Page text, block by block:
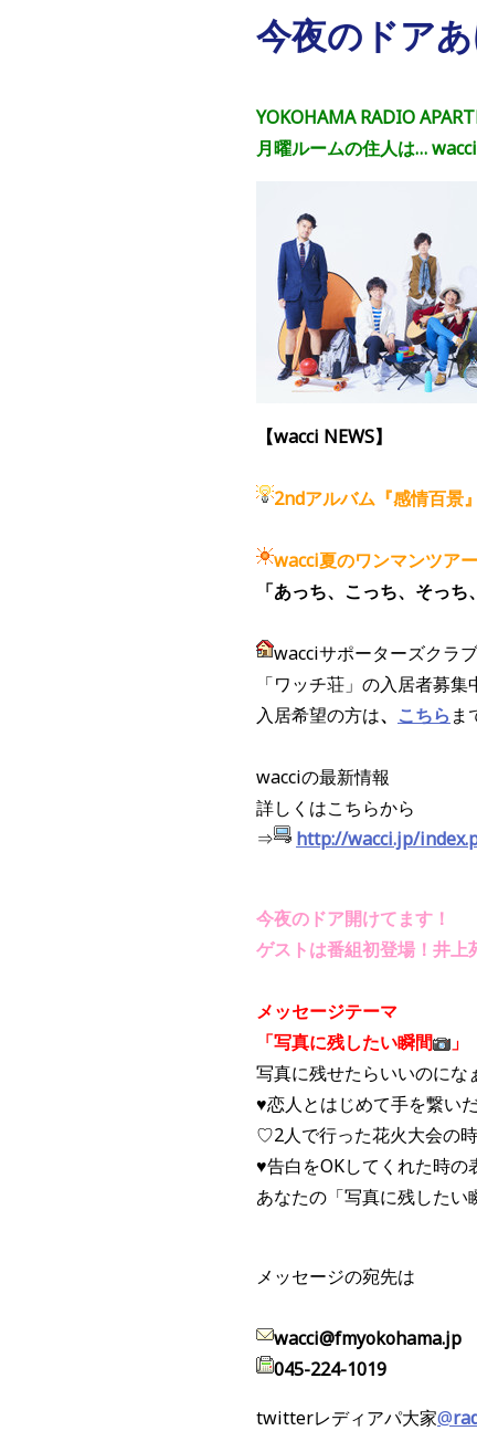
今夜のドア
YOKOHAMA RADIO
月曜ルームの住人は…
【wacci NEWS】
2ndアルバム『感情百景
wacci夏のワンマンツア
「あっち、こっち、そっ
wacciサポーターズクラブ
「ワッチ荘」の入居者募集
入居希望の方は、 こちら ま
wacciの最新情報
詳しくはこちらから
⇒
http://wacci.jp/
今夜のドア開けてます！
ゲストは番組初登場！井上
メッセージテーマ
「写真に残したい瞬間
」
写真に残せたらいいのにな
♥恋人とはじめて手を繋い
♡2人で行った花火大会の時
♥告白をOKしてくれた時の
あなたの「写真に残したい
メッセージの宛先は
wacci@fmyokohama.jp
045-224-1019
twitterレディアパ大家@